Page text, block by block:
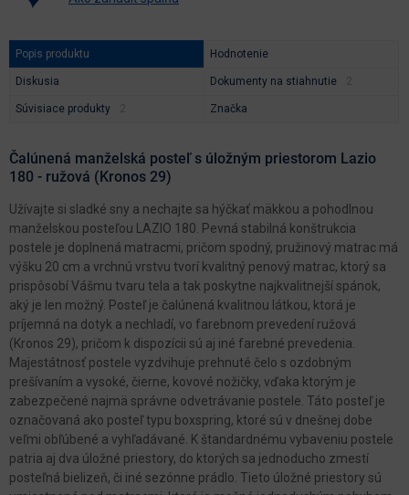
Popis produktu Hodnotenie
Diskusia Dokumenty na stiahnutie
Súvisiace produkty Značka
Čalúnená manželská posteľ s úložným priestorom Lazio
180 - ružová (Kronos 29)
Užívajte si sladké sny a nechajte sa hýčkať mäkkou a pohodlnou
manželskou posteľou LAZIO 180. Pevná stabilná konštrukcia
postele je doplnená matracmi, pričom spodný, pružinový matrac má
výšku 20 cm a vrchnú vrstvu tvorí kvalitný penový matrac, ktorý sa
prispôsobí Vášmu tvaru tela a tak poskytne najkvalitnejší spánok,
aký je len možný. Posteľ je čalúnená kvalitnou látkou, ktorá je
príjemná na dotyk a nechladí, vo farebnom prevedení ružová
(Kronos 29), pričom k dispozícii sú aj iné farebné prevedenia.
Majestátnosť postele vyzdvihuje prehnuté čelo s ozdobným
prešívaním a vysoké, čierne, kovové nožičky, vďaka ktorým je
zabezpečené najmä správne odvetrávanie postele. Táto posteľ je
označovaná ako posteľ typu boxspring, ktoré sú v dnešnej dobe
veľmi obľúbené a vyhľadávané. K štandardnému vybaveniu postele
patria aj dva úložné priestory, do ktorých sa jednoducho zmestí
posteľná bielizeň, či iné sezónne prádlo. Tieto úložné priestory sú